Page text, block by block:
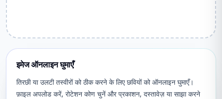
इमेज ऑनलाइन घुमाएँ
तिरछी या उलटी तस्वीरों को ठीक करने के लिए छवियों को ऑनलाइन घुमाएँ।
फ़ाइल अपलोड करें, रोटेशन कोण चुनें और प्रकाशन, दस्तावेज़ या साझा करने